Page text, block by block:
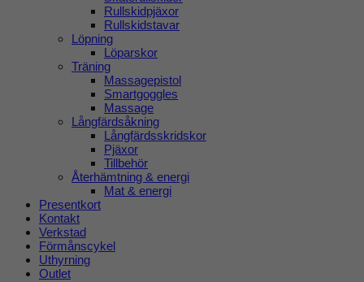
Rullskidpjäxor
Rullskidstavar
Löpning
Löparskor
Träning
Massagepistol
Smartgoggles
Massage
Långfärdsåkning
Långfärdsskridskor
Pjäxor
Tillbehör
Återhämtning & energi
Mat & energi
Presentkort
Kontakt
Verkstad
Förmånscykel
Uthyrning
Outlet